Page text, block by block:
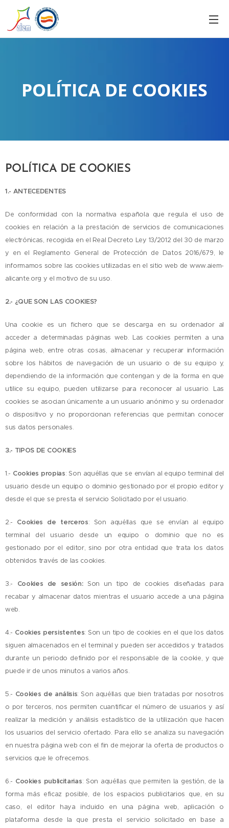
POLÍTICA DE COOKIES
POLÍTICA DE COOKIES
1.- ANTECEDENTES
De conformidad con la normativa española que regula el uso de
cookies en relación a la prestación de servicios de comunicaciones
electrónicas, recogida en el Real Decreto Ley 13/2012 del 30 de marzo
y en el Reglamento General de Protección de Datos 2016/679, le
informamos sobre las cookies utilizadas en el sitio web de www.aiem-
alicante.org y el motivo de su uso.
2.- ¿QUE SON LAS COOKIES?
Una cookie es un fichero que se descarga en su ordenador al
acceder a determinadas páginas web. Las cookies permiten a una
página web, entre otras cosas, almacenar y recuperar información
sobre los hábitos de navegación de un usuario o de su equipo y,
dependiendo de la información que contengan y de la forma en que
utilice su equipo, pueden utilizarse para reconocer al usuario. Las
cookies se asocian únicamente a un usuario anónimo y su ordenador
o dispositivo y no proporcionan referencias que permitan conocer
sus datos personales.
3.- TIPOS DE COOKIES
1.- Cookies propias: Son aquéllas que se envían al equipo terminal del
usuario desde un equipo o dominio gestionado por el propio editor y
desde el que se presta el servicio Solicitado por el usuario.
2.- Cookies de terceros: Son aquéllas que se envían al equipo
terminal del usuario desde un equipo o dominio que no es
gestionado por el editor, sino por otra entidad que trata los datos
obtenidos través de las cookies.
3.- Cookies de sesión:Son un tipo de cookies diseñadas para
recabar y almacenar datos mientras el usuario accede a una página
web.
4.- Cookies persistentes: Son un tipo de cookies en el que los datos
siguen almacenados en el terminal y pueden ser accedidos y tratados
durante un periodo definido por el responsable de la cookie, y que
puede ir de unos minutos a varios años.
5.- Cookies de análisis: Son aquéllas que bien tratadas por nosotros
o por terceros, nos permiten cuantificar el número de usuarios y así
realizar la medición y análisis estadístico de la utilización que hacen
los usuarios del servicio ofertado. Para ello se analiza su navegación
en nuestra página web con el fin de mejorar la oferta de productos o
servicios que le ofrecemos.
6.- Cookies publicitarias: Son aquéllas que permiten la gestión, de la
forma más eficaz posible, de los espacios publicitarios que, en su
caso, el editor haya incluido en una página web, aplicación o
plataforma desde la que presta el servicio solicitado en base a